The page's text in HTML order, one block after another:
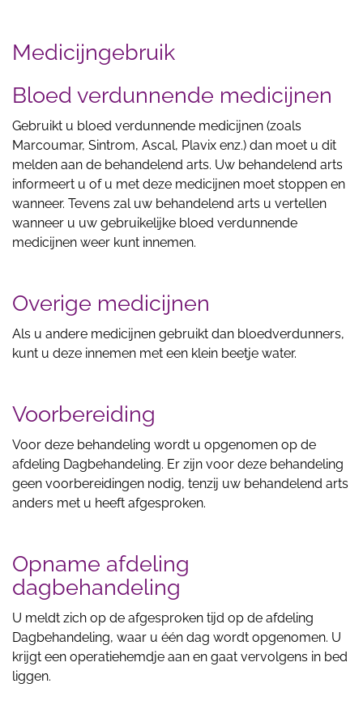
Medicijngebruik
Bloed verdunnende medicijnen
Gebruikt u bloed verdunnende medicijnen (zoals
Marcoumar, Sintrom, Ascal, Plavix enz.) dan moet u dit
melden aan de behandelend arts. Uw behandelend arts
informeert u of u met deze medicijnen moet stoppen en
wanneer. Tevens zal uw behandelend arts u vertellen
wanneer u uw gebruikelijke bloed verdunnende
medicijnen weer kunt innemen.
Overige medicijnen
Als u andere medicijnen gebruikt dan bloedverdunners,
kunt u deze innemen met een klein beetje water.
Voorbereiding
Voor deze behandeling wordt u opgenomen op de
afdeling Dagbehandeling. Er zijn voor deze behandeling
geen voorbereidingen nodig, tenzij uw behandelend arts
anders met u heeft afgesproken.
Opname afdeling
dagbehandeling
U meldt zich op de afgesproken tijd op de afdeling
Dagbehandeling, waar u één dag wordt opgenomen. U
krijgt een operatiehemdje aan en gaat vervolgens in bed
liggen.